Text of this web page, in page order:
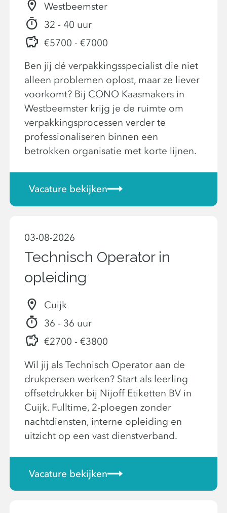
Westbeemster
32 - 40 uur
€5700 - €7000
Ben jij dé verpakkingsspecialist die niet
alleen problemen oplost, maar ze liever
voorkomt? Bij CONO Kaasmakers in
Westbeemster krijg je de ruimte om
verpakkingsprocessen verder te
professionaliseren binnen een
betrokken organisatie met korte lijnen.
Vacature bekijken
03-08-2026
Technisch Operator in
opleiding
Cuijk
36 - 36 uur
€2700 - €3800
Wil jij als Technisch Operator aan de
drukpersen werken? Start als leerling
offsetdrukker bij Nijoff Etiketten BV in
Cuijk. Fulltime, 2-ploegen zonder
nachtdiensten, interne opleiding en
uitzicht op een vast dienstverband.
Vacature bekijken